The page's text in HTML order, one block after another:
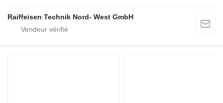
Raiffeisen Technik Nord- West GmbH